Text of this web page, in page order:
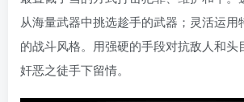
从海量武器中挑选趁手的武器；灵活运用
的战斗风格。用强硬的手段对抗敌人和头
奸恶之徒手下留情。